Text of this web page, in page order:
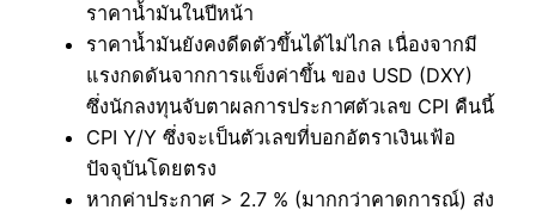
ราคาน้ำมันในปีหน้า
ราคาน้ำมันยังคงดีดตัวขึ้นได้ไม่ไกล เนื่องจากมี
แรงกดดันจากการแข็งค่าขึ้น ของ USD (DXY)
ซึ่งนักลงทุนจับตาผลการประกาศตัวเลข CPI คืนนี้
CPI Y/Y ซึ่งจะเป็นตัวเลขที่บอกอัตราเงินเฟ้อ
ปัจจุบันโดยตรง
หากค่าประกาศ > 2.7 % (มากกว่าคาดการณ์) ส่ง